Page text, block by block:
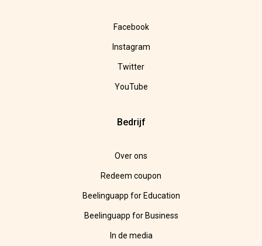
Facebook
Instagram
Twitter
YouTube
Bedrijf
Over ons
Redeem coupon
Beelinguapp for Education
Beelinguapp for Business
In de media